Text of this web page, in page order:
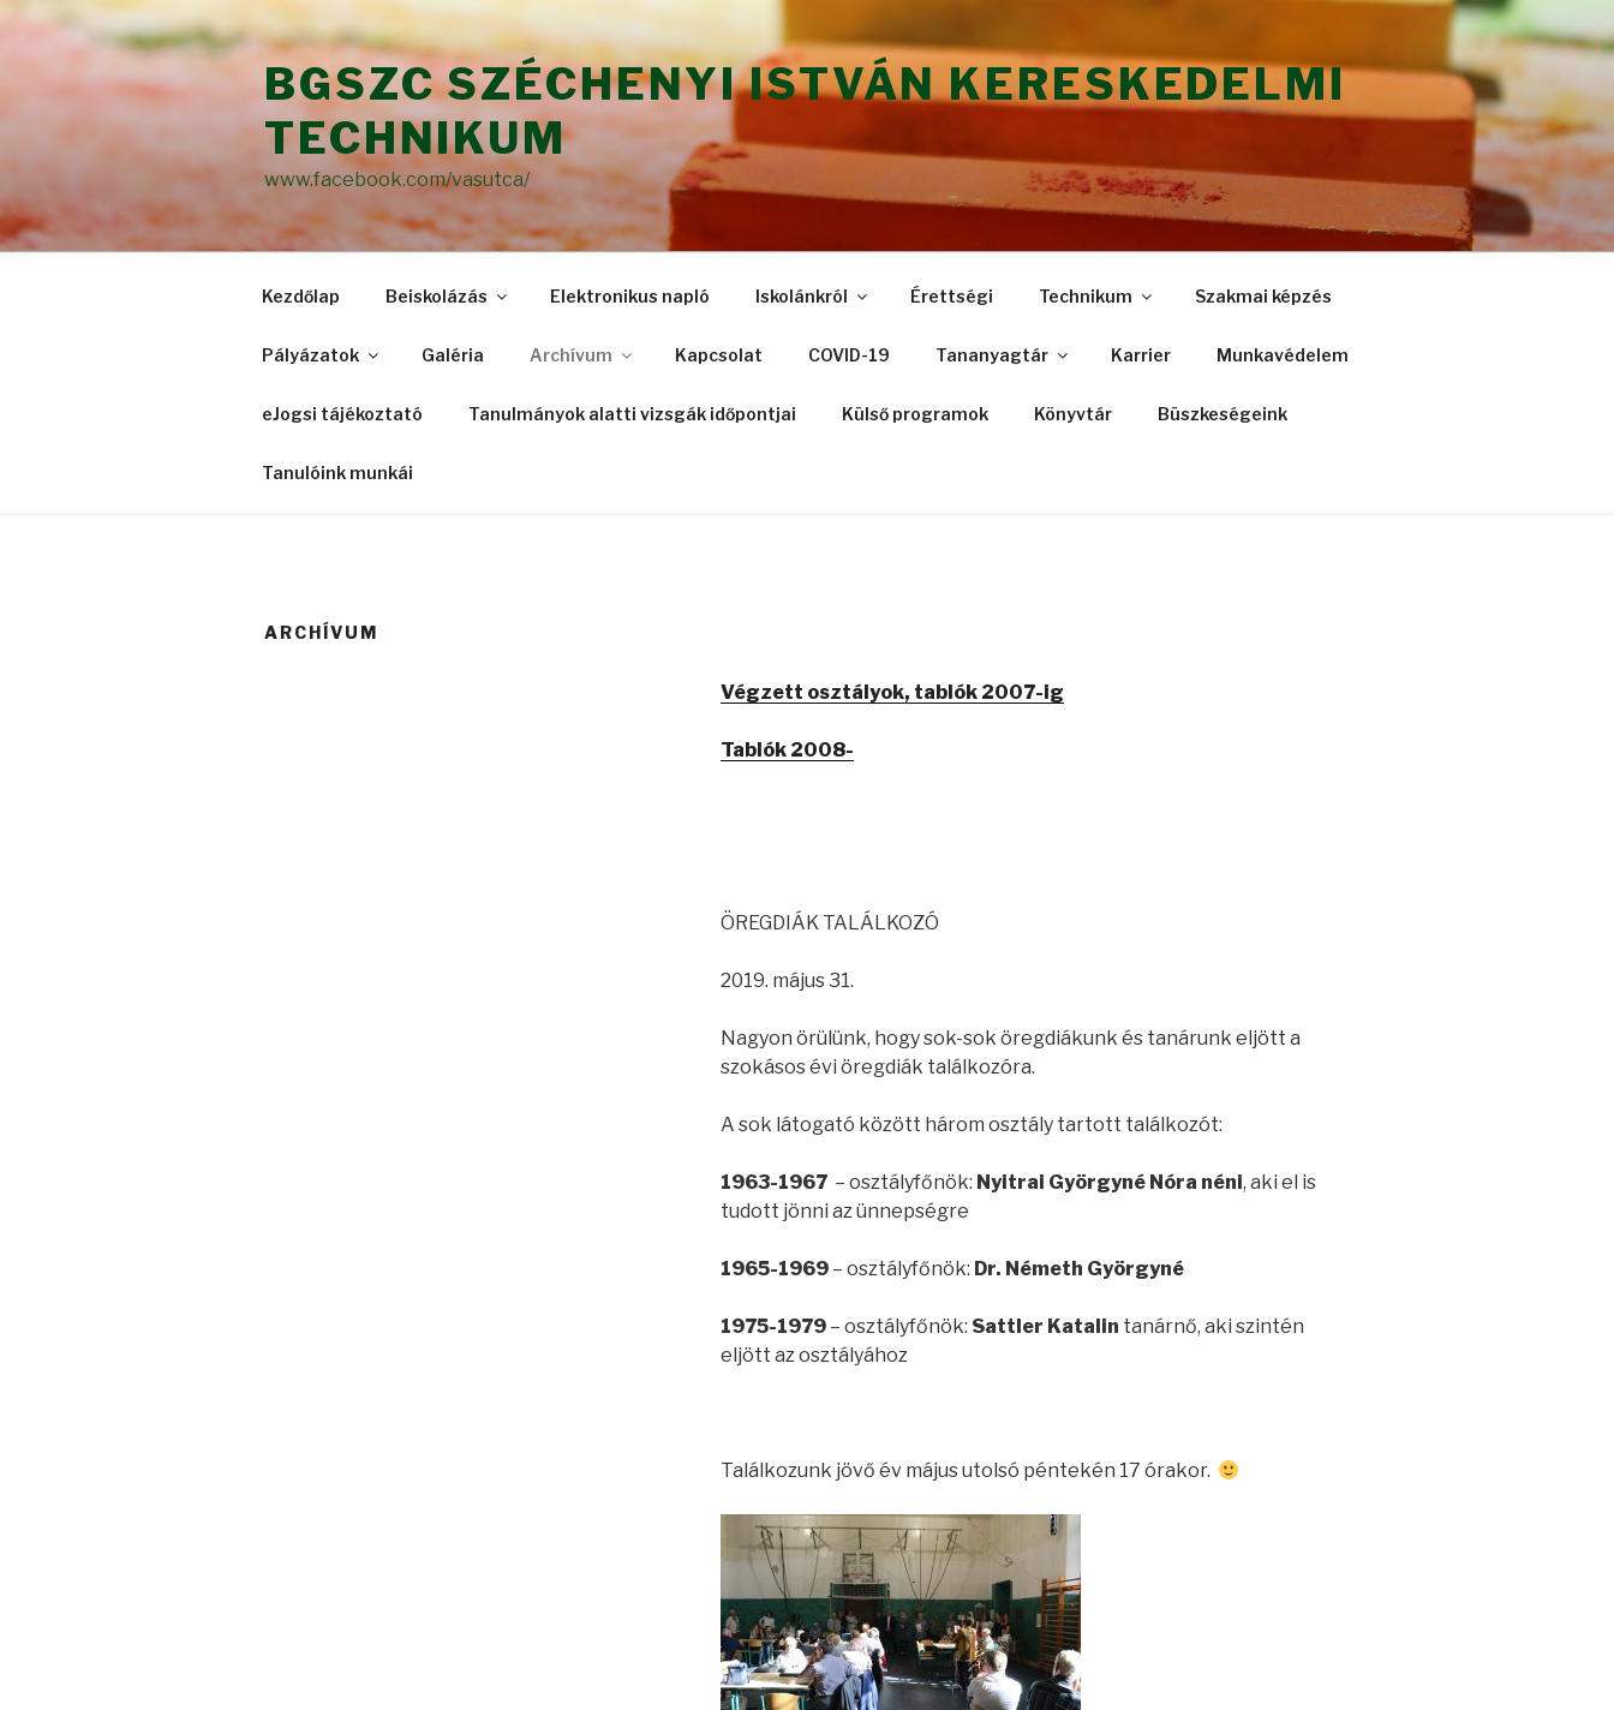
Tartalomhoz
BGSZC SZÉCHENYI ISTVÁN KERESKEDELMI
TECHNIKUM
www.facebook.com/vasutca/
Kezdőlap Beiskolázás Elektronikus napló Iskolánkról Érettségi Technikum Szakmai képzés
Pályázatok Galéria Archívum Kapcsolat COVID-19 Tananyagtár Karrier Munkavédelem
eJogsi tájékoztató Tanulmányok alatti vizsgák időpontjai Külső programok Könyvtár Büszkeségeink
Tanulóink munkái
ARCHÍVUM
Végzett osztályok, tablók 2007-ig
Tablók 2008-
ÖREGDIÁK TALÁLKOZÓ
2019. május 31.
Nagyon örülünk, hogy sok-sok öregdiákunk és tanárunk eljött a
szokásos évi öregdiák találkozóra.
A sok látogató között három osztály tartott találkozót:
1963-1967– osztályfőnök: Nyitrai Györgyné Nóra néni, aki el is
tudott jönni az ünnepségre
1965-1969– osztályfőnök: Dr. Németh Györgyné
1975-1979– osztályfőnök: Sattler Katalin tanárnő, aki szintén
eljött az osztályához
Találkozunk jövő év május utolsó péntekén 17 órakor.